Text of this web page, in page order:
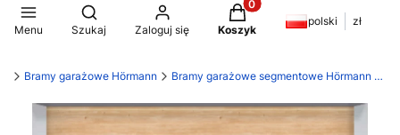
Menu
Otwórz wyszukiwarkę
Szukaj Zaloguj się
Produkty w koszyku: 0.
Koszyk
polski zł
Bramy garażowe Hörmann Bramy garażowe segmentowe Hörmann LPU 42